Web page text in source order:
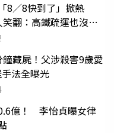
8／8快到了」掀熱
翻：高鐵疏運也沒列
藏屍！父涉殺害9歲愛
法全曝光
億！ 李怡貞曝女律